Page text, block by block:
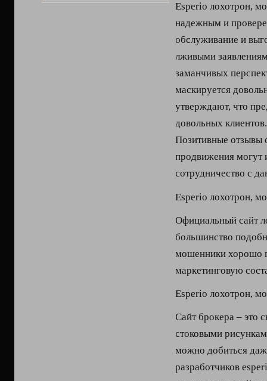
Esperio лохотрон,
надежным и
обслуживание и
лживыми
заманчивых
маскируется
утверждают, что
довольных
Позитивные отзывы
продвижения могут
сотрудничество с
Esperio лохотрон,
Официальный сайт
большинство
мошенники хорошо
маркетинговую
Esperio лохотрон,
Сайт брокера – это
стоковыми
можно добиться
разработчиков